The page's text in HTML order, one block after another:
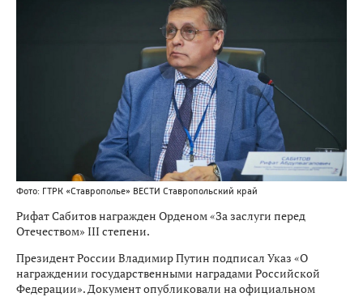
Фото: ГТРК «Ставрополье» ВЕСТИ Ставропольский край
Рифат Сабитов награжден Орденом «За заслуги перед
Отечеством» III степени.
Президент России Владимир Путин подписал Указ «О
награждении государственными наградами Российской
Федерации». Документ опубликовали на официальном